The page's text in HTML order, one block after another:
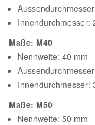
Innendurchmesser:
Maße: M40
Nennweite: 40 mm
Innendurchmesser:
Maße: M50
Nennweite: 50 mm